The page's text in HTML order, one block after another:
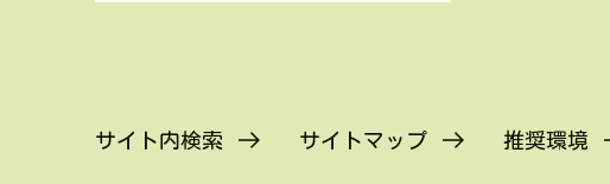
サイト内検索 サイトマップ 推奨環境